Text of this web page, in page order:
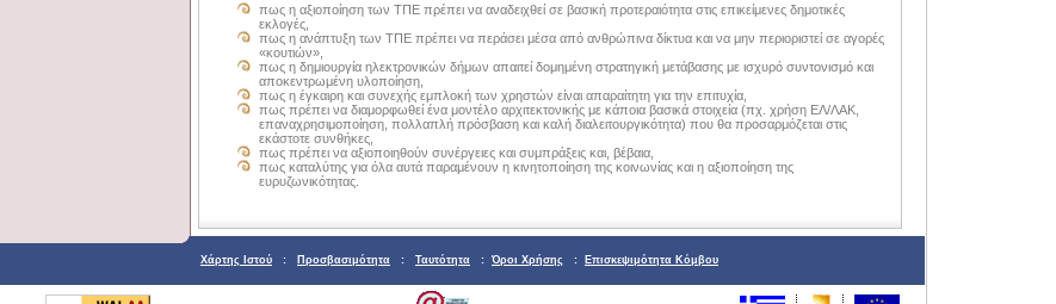
πως η αξιοποίηση των ΤΠΕ πρέπει να αναδειχθεί σε βασική προτεραιότητα στις επικείμενες δημοτικές
εκλογές,
πως η ανάπτυξη των ΤΠΕ πρέπει να περάσει μέσα από ανθρώπινα δίκτυα και να μην περιοριστεί σε αγορές
«κουτιών»,
πως η δημιουργία ηλεκτρονικών δήμων απαιτεί δομημένη στρατηγική μετάβασης με ισχυρό συντονισμό και
αποκεντρωμένη υλοποίηση,
πως η έγκαιρη και συνεχής εμπλοκή των χρηστών είναι απαραίτητη για την επιτυχία,
πως πρέπει να διαμορφωθεί ένα μοντέλο αρχιτεκτονικής με κάποια βασικά στοιχεία (πχ. χρήση ΕΛ/ΛΑΚ,
επαναχρησιμοποίηση, πολλαπλή πρόσβαση και καλή διαλειτουργικότητα) που θα προσαρμόζεται στις
εκάστοτε συνθήκες,
πως πρέπει να αξιοποιηθούν συνέργειες και συμπράξεις και, βέβαια,
πως καταλύτης για όλα αυτά παραμένουν η κινητοποίηση της κοινωνίας και η αξιοποίηση της
ευρυζωνικότητας.
Χάρτης Ιστού : Προσβασιμότητα : Ταυτότητα : Όροι Χρήσης : Επισκεψιμότητα Κόμβου